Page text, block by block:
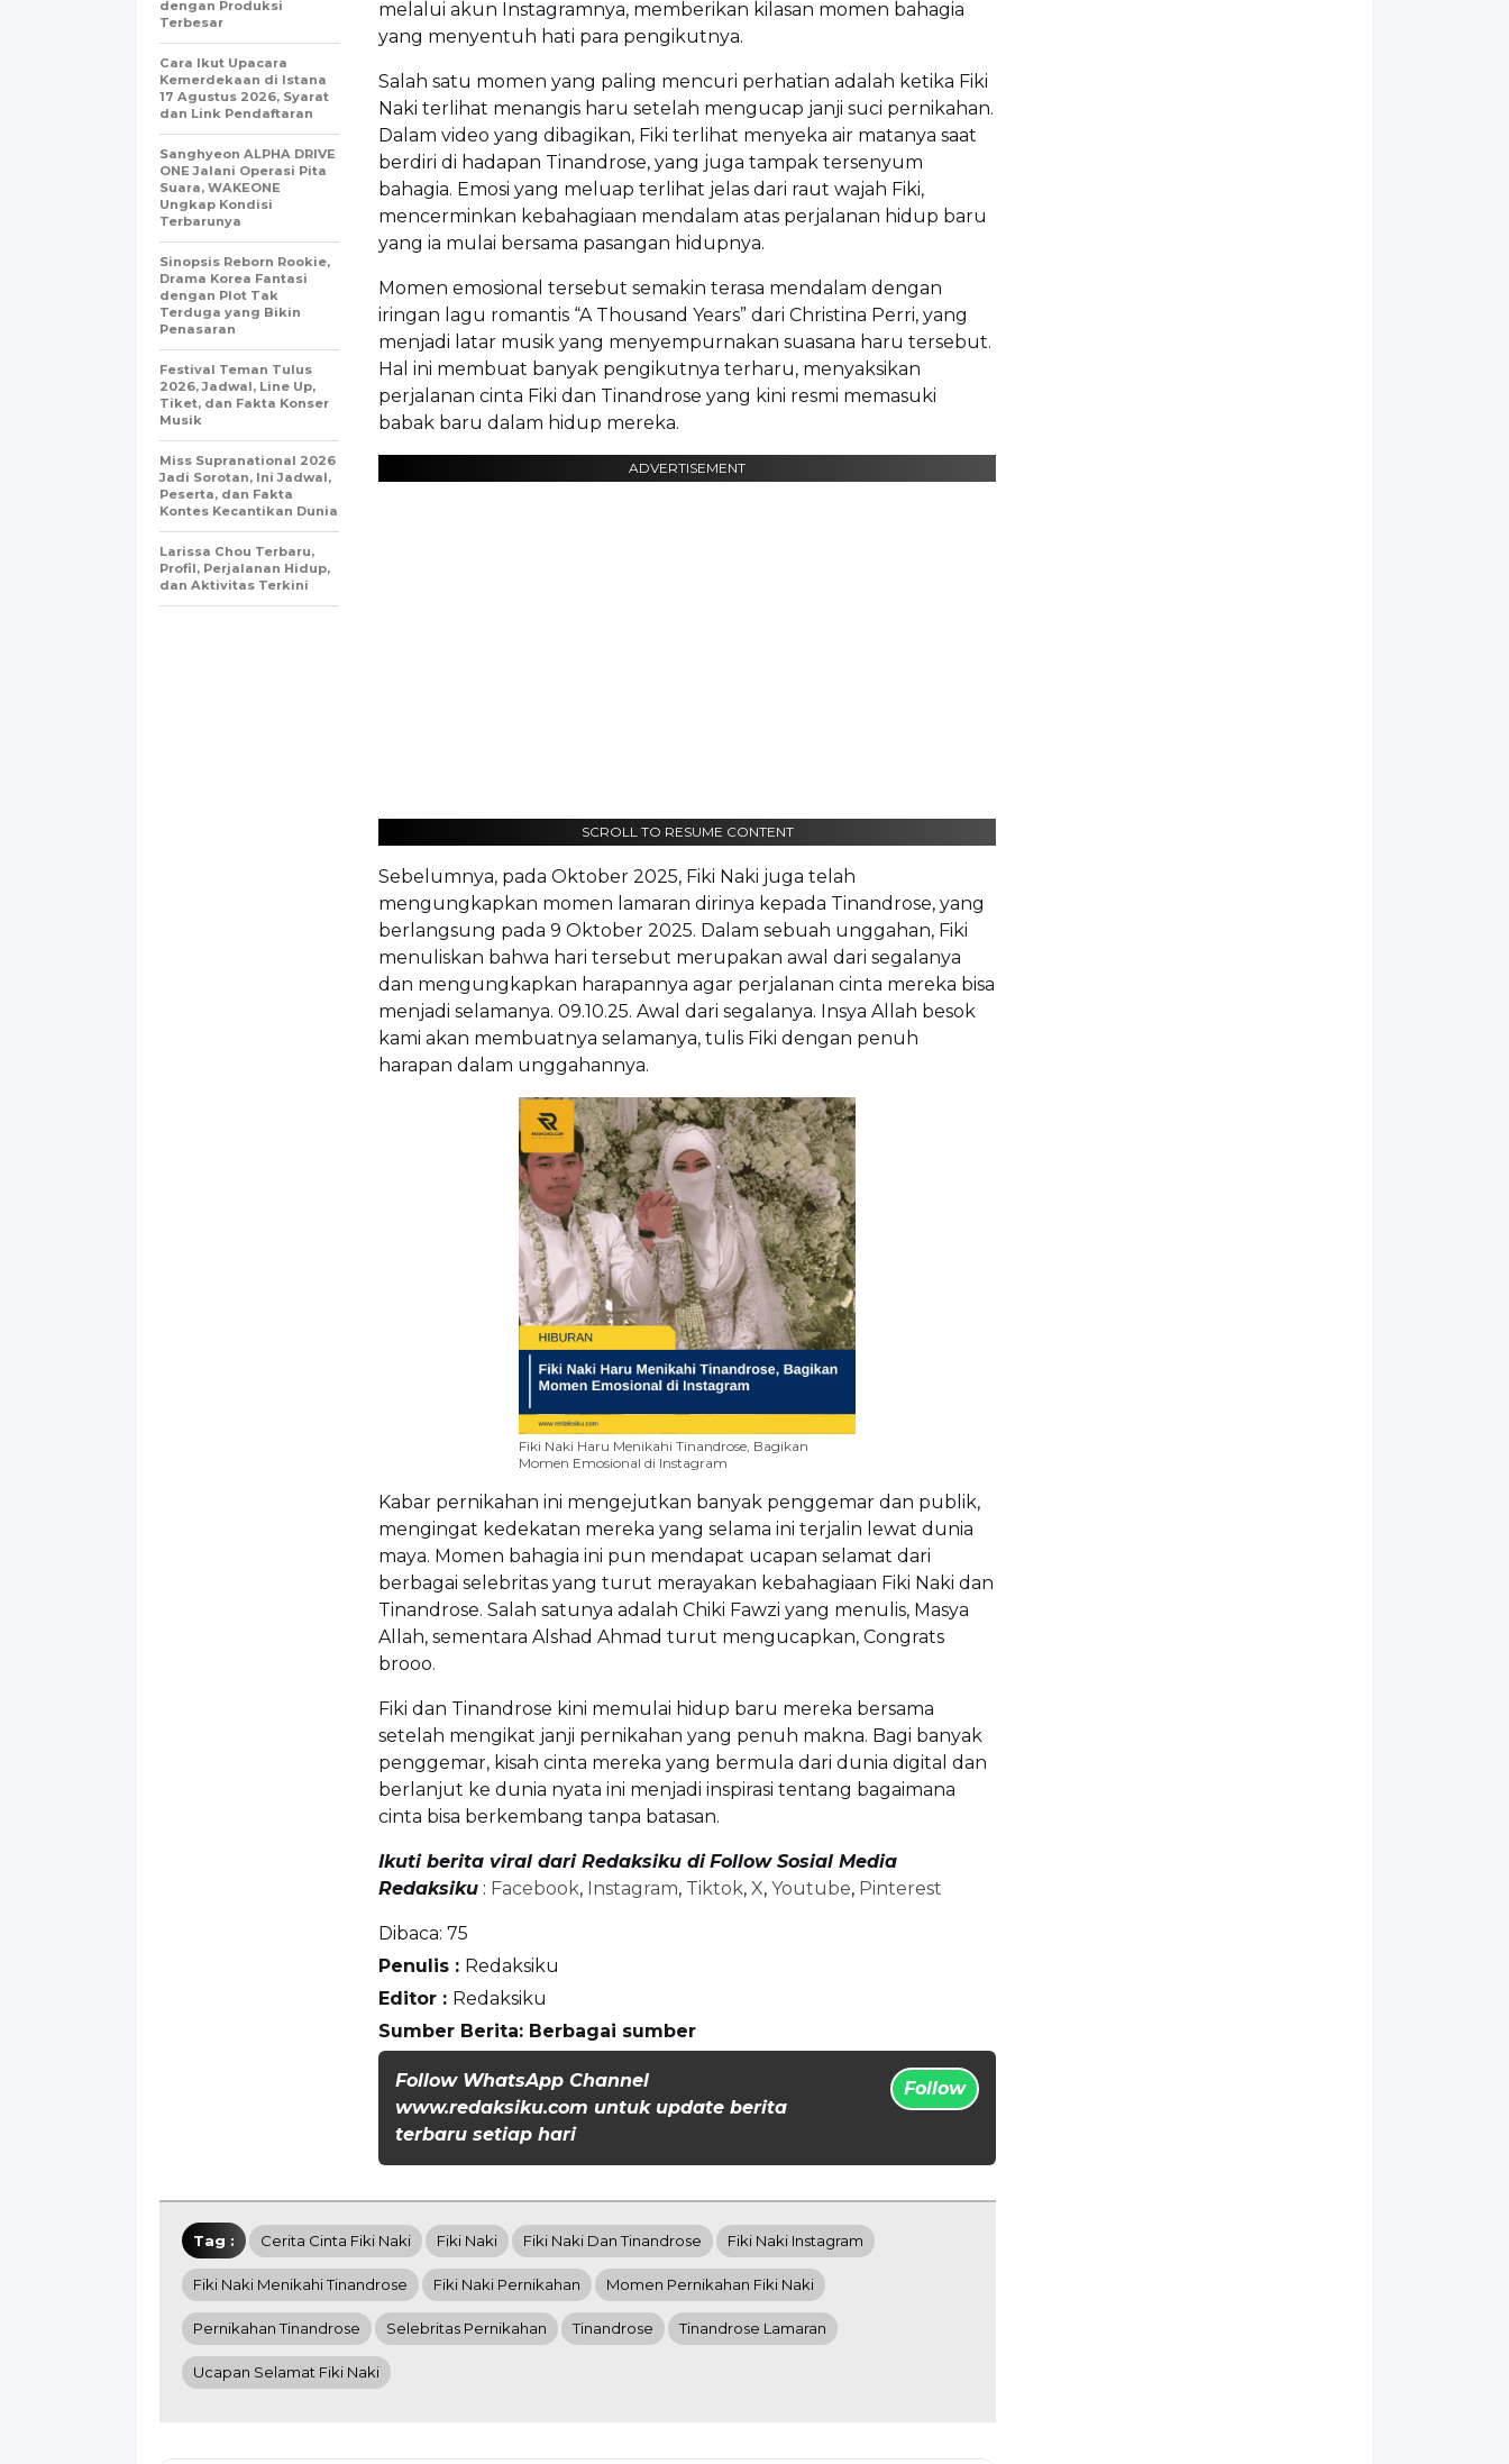
melalui akun Instagramnya, memberikan kilasan momen bahagia
yang menyentuh hati para pengikutnya.
Salah satu momen yang paling mencuri perhatian adalah ketika Fiki
Naki terlihat menangis haru setelah mengucap janji suci pernikahan.
Dalam video yang dibagikan, Fiki terlihat menyeka air matanya saat
berdiri di hadapan Tinandrose, yang juga tampak tersenyum
bahagia. Emosi yang meluap terlihat jelas dari raut wajah Fiki,
mencerminkan kebahagiaan mendalam atas perjalanan hidup baru
yang ia mulai bersama pasangan hidupnya.
Momen emosional tersebut semakin terasa mendalam dengan
iringan lagu romantis “A Thousand Years” dari Christina Perri, yang
menjadi latar musik yang menyempurnakan suasana haru tersebut.
Hal ini membuat banyak pengikutnya terharu, menyaksikan
perjalanan cinta Fiki dan Tinandrose yang kini resmi memasuki
babak baru dalam hidup mereka.
ADVERTISEMENT
SCROLL TO RESUME CONTENT
Sebelumnya, pada Oktober 2025, Fiki Naki juga telah
mengungkapkan momen lamaran dirinya kepada Tinandrose, yang
berlangsung pada 9 Oktober 2025. Dalam sebuah unggahan, Fiki
menuliskan bahwa hari tersebut merupakan awal dari segalanya
dan mengungkapkan harapannya agar perjalanan cinta mereka bisa
menjadi selamanya. 09.10.25. Awal dari segalanya. Insya Allah besok
kami akan membuatnya selamanya, tulis Fiki dengan penuh
harapan dalam unggahannya.
Fiki Naki Haru Menikahi Tinandrose, Bagikan
Momen Emosional di Instagram
Kabar pernikahan ini mengejutkan banyak penggemar dan publik,
mengingat kedekatan mereka yang selama ini terjalin lewat dunia
maya. Momen bahagia ini pun mendapat ucapan selamat dari
berbagai selebritas yang turut merayakan kebahagiaan Fiki Naki dan
Tinandrose. Salah satunya adalah Chiki Fawzi yang menulis, Masya
Allah, sementara Alshad Ahmad turut mengucapkan, Congrats
brooo.
Fiki dan Tinandrose kini memulai hidup baru mereka bersama
setelah mengikat janji pernikahan yang penuh makna. Bagi banyak
penggemar, kisah cinta mereka yang bermula dari dunia digital dan
berlanjut ke dunia nyata ini menjadi inspirasi tentang bagaimana
cinta bisa berkembang tanpa batasan.
Ikuti berita viral dari Redaksiku di Follow Sosial Media
Redaksiku : Facebook, Instagram, Tiktok, X, Youtube, Pinterest
Dibaca: 75
Penulis : Redaksiku
Editor : Redaksiku
Sumber Berita: Berbagai sumber
Follow WhatsApp Channel
www.redaksiku.com untuk update berita
terbaru setiap hari
Follow
dengan Produksi
Terbesar
Cara Ikut Upacara
Kemerdekaan di Istana
17 Agustus 2026, Syarat
dan Link Pendaftaran
Sanghyeon ALPHA DRIVE
ONE Jalani Operasi Pita
Suara, WAKEONE
Ungkap Kondisi
Terbarunya
Sinopsis Reborn Rookie,
Drama Korea Fantasi
dengan Plot Tak
Terduga yang Bikin
Penasaran
Festival Teman Tulus
2026, Jadwal, Line Up,
Tiket, dan Fakta Konser
Musik
Miss Supranational 2026
Jadi Sorotan, Ini Jadwal,
Peserta, dan Fakta
Kontes Kecantikan Dunia
Larissa Chou Terbaru,
Profil, Perjalanan Hidup,
dan Aktivitas Terkini
Tag : Cerita Cinta Fiki Naki Fiki Naki Fiki Naki Dan Tinandrose Fiki Naki Instagram
Fiki Naki Menikahi Tinandrose Fiki Naki Pernikahan Momen Pernikahan Fiki Naki
Pernikahan Tinandrose Selebritas Pernikahan Tinandrose Tinandrose Lamaran
Ucapan Selamat Fiki Naki